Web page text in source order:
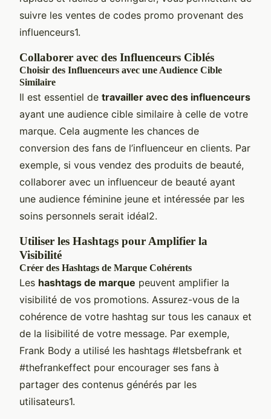
suivre les ventes de codes promo provenant des
influenceurs1.
Collaborer avec des Influenceurs Ciblés
Choisir des Influenceurs avec une Audience Cible
Similaire
Il est essentiel de travailler avec des influenceurs
ayant une audience cible similaire à celle de votre
marque. Cela augmente les chances de
conversion des fans de l’influenceur en clients. Par
exemple, si vous vendez des produits de beauté,
collaborer avec un influenceur de beauté ayant
une audience féminine jeune et intéressée par les
soins personnels serait idéal2.
Utiliser les Hashtags pour Amplifier la
Visibilité
Créer des Hashtags de Marque Cohérents
Les hashtags de marque peuvent amplifier la
visibilité de vos promotions. Assurez-vous de la
cohérence de votre hashtag sur tous les canaux et
de la lisibilité de votre message. Par exemple,
Frank Body a utilisé les hashtags #letsbefrank et
#thefrankeffect pour encourager ses fans à
partager des contenus générés par les
utilisateurs1.